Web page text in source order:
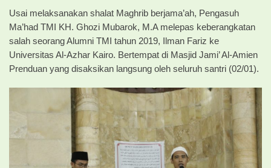
Usai melaksanakan shalat Maghrib berjama’ah, Pengasuh
Ma’had TMI KH. Ghozi Mubarok, M.A melepas keberangkatan
salah seorang Alumni TMI tahun 2019, Ilman Fariz ke
Universitas Al-Azhar Kairo. Bertempat di Masjid Jami’ Al-Amien
Prenduan yang disaksikan langsung oleh seluruh santri (02/01).